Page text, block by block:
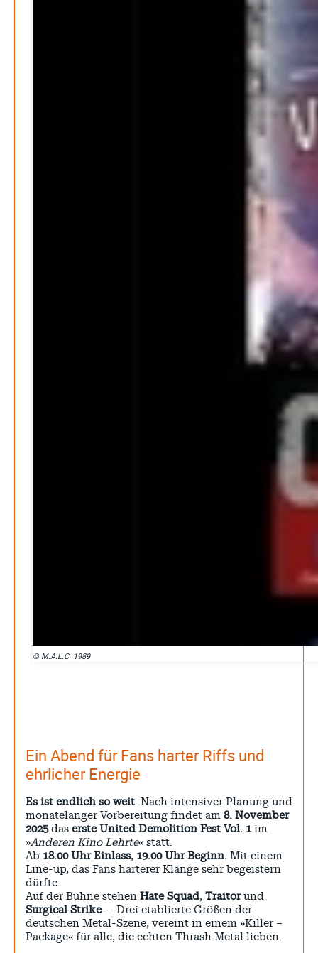
© M.A.L.C. 1989
Ein Abend für Fans harter Riffs und
ehrlicher Energie
Es ist endlich so weit . Nach intensiver Planung und
monatelanger Vorbereitung findet am 8. November
2025das erste United Demolition Fest Vol. 1im
»Anderen Kino Lehrte« statt.
Ab 18.00 Uhr Einlass, 19.00 Uhr Beginn. Mit einem
Line-up, das Fans härterer Klänge sehr begeistern
dürfte.
Auf der Bühne stehen Hate Squad, Traitorund
Surgical Strike. – Drei etablierte Größen der
deutschen Metal-Szene, vereint in einem »Killer –
Package« für alle, die echten Thrash Metal lieben.